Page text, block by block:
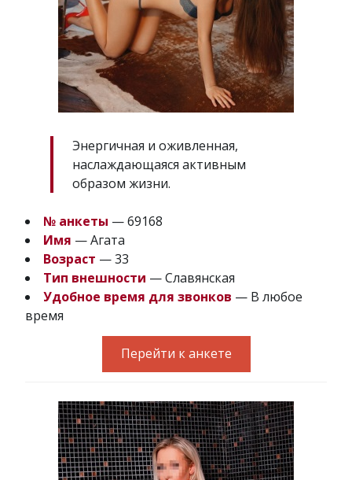
Энергичная и оживленная,
наслаждающаяся активным
образом жизни.
№ анкеты — 69168
Имя — Агата
Возраст — 33
Тип внешности — Славянская
Удобное время для звонков — В любое
время
Перейти к анкете